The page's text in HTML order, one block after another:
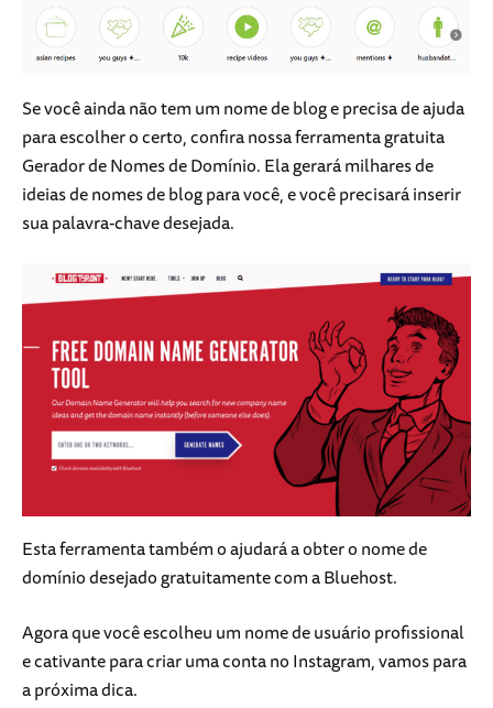
Se você ainda não tem um nome de blog e precisa de ajuda
para escolher o certo, confira nossa ferramenta gratuita
Gerador de Nomes de Domínio. Ela gerará milhares de
ideias de nomes de blog para você, e você precisará inserir
sua palavra-chave desejada.
Esta ferramenta também o ajudará a obter o nome de
domínio desejado gratuitamente com a Bluehost.
Agora que você escolheu um nome de usuário profissional
e cativante para criar uma conta no Instagram, vamos para
a próxima dica.